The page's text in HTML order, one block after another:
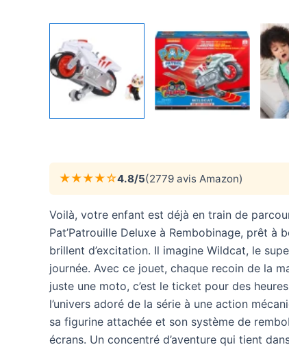
★★★★☆4.8/5(2779 avis Amazon)
Voilà, votre enfant est déjà en train de
Pat’Patrouille Deluxe à Rembobinage, prêt
brillent d’excitation. Il imagine Wildcat, le
journée. Avec ce jouet, chaque recoin de la
juste une moto, c’est le ticket pour des
l’univers adoré de la série à une action
sa figurine attachée et son système de
écrans. Un concentré d’aventure qui tient